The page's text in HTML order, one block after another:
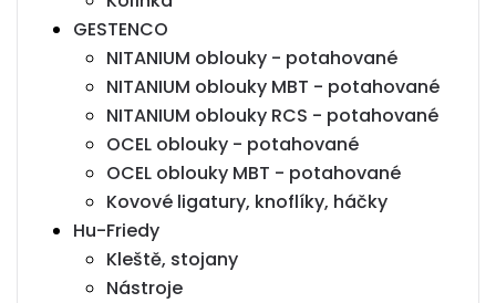
GESTENCO
NITANIUM oblouky - potahované
NITANIUM oblouky MBT - potahované
NITANIUM oblouky RCS - potahované
OCEL oblouky - potahované
OCEL oblouky MBT - potahované
Kovové ligatury, knoflíky, háčky
Hu-Friedy
Kleště, stojany
Nástroje